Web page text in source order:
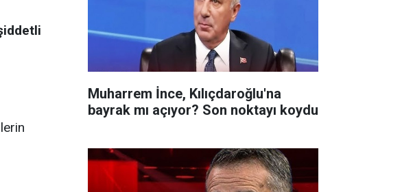
Muharrem İnce, Kılıçdaroğlu'na
bayrak mı açıyor? Son noktayı koydu